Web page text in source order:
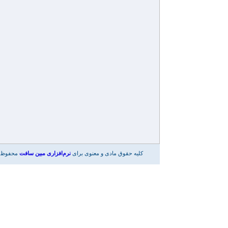
کلیه حقوق مادی و معنوی برای نرم‌افزاری مبین سافت